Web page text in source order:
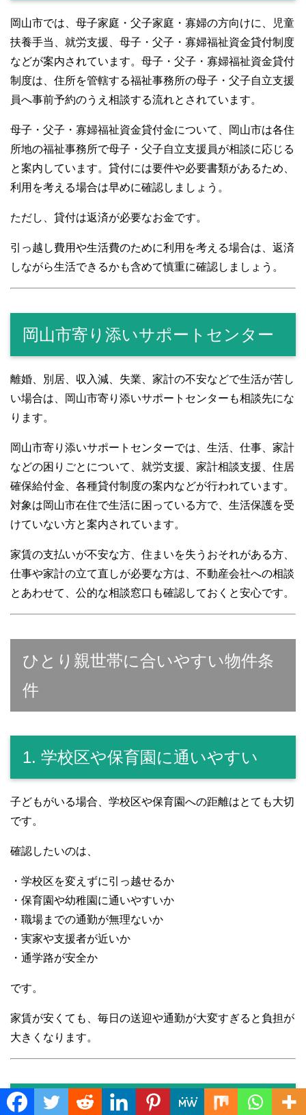
岡山市では、母子家庭・父子家庭・寡婦の方向けに、児童
扶養手当、就労支援、母子・父子・寡婦福祉資金貸付制度
などが案内されています。母子・父子・寡婦福祉資金貸付
制度は、住所を管轄する福祉事務所の母子・父子自立支援
員へ事前予約のうえ相談する流れとされています。
母子・父子・寡婦福祉資金貸付金について、岡山市は各住
所地の福祉事務所で母子・父子自立支援員が相談に応じる
と案内しています。貸付には要件や必要書類があるため、
利用を考える場合は早めに確認しましょう。
ただし、貸付は返済が必要なお金です。
引っ越し費用や生活費のために利用を考える場合は、返済
しながら生活できるかも含めて慎重に確認しましょう。
岡山市寄り添いサポートセンター
離婚、別居、収入減、失業、家計の不安などで生活が苦し
い場合は、岡山市寄り添いサポートセンターも相談先にな
ります。
岡山市寄り添いサポートセンターでは、生活、仕事、家計
などの困りごとについて、就労支援、家計相談支援、住居
確保給付金、各種貸付制度の案内などが行われています。
対象は岡山市在住で生活に困っている方で、生活保護を受
けていない方と案内されています。
家賃の支払いが不安な方、住まいを失うおそれがある方、
仕事や家計の立て直しが必要な方は、不動産会社への相談
とあわせて、公的な相談窓口も確認しておくと安心です。
ひとり親世帯に合いやすい物件条
件
1. 学校区や保育園に通いやすい
子どもがいる場合、学校区や保育園への距離はとても大切
です。
確認したいのは、
・学校区を変えずに引っ越せるか
・保育園や幼稚園に通いやすいか
・職場までの通勤が無理ないか
・実家や支援者が近いか
・通学路が安全か
です。
家賃が安くても、毎日の送迎や通勤が大変すぎると負担が
大きくなります。
2. 生活しやすい場所 Translate »